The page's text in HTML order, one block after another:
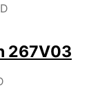
267V03